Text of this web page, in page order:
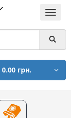
Меню
0.00 грн.